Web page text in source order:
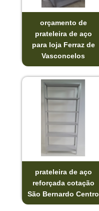
orçamento de
prateleira de aço
para loja Ferraz de
Vasconcelos
prateleira de aço
reforçada cotação
São Bernardo Centro